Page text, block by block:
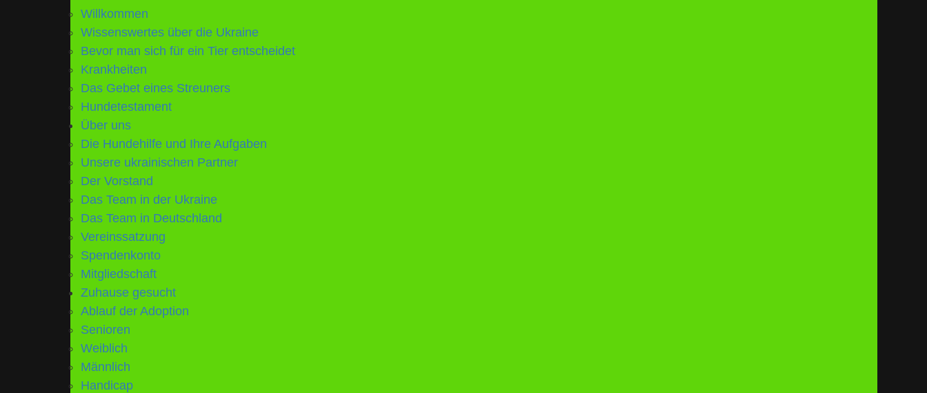
UKRAINE
Willkommen
Wissenswertes über die Ukraine
Bevor man sich für ein Tier entscheidet
Krankheiten
Das Gebet eines Streuners
Hundetestament
Über uns
Die Hundehilfe und Ihre Aufgaben
Unsere ukrainischen Partner
Der Vorstand
Das Team in der Ukraine
Das Team in Deutschland
Vereinssatzung
Spendenkonto
Mitgliedschaft
Zuhause gesucht
Ablauf der Adoption
Senioren
Weiblich
Männlich
Handicap